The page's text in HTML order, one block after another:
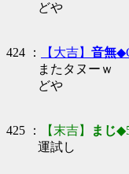
どや
424 ： 【大吉】 音無
またタヌーｗ
どや
425 ： 【末吉】 まじ
運試し